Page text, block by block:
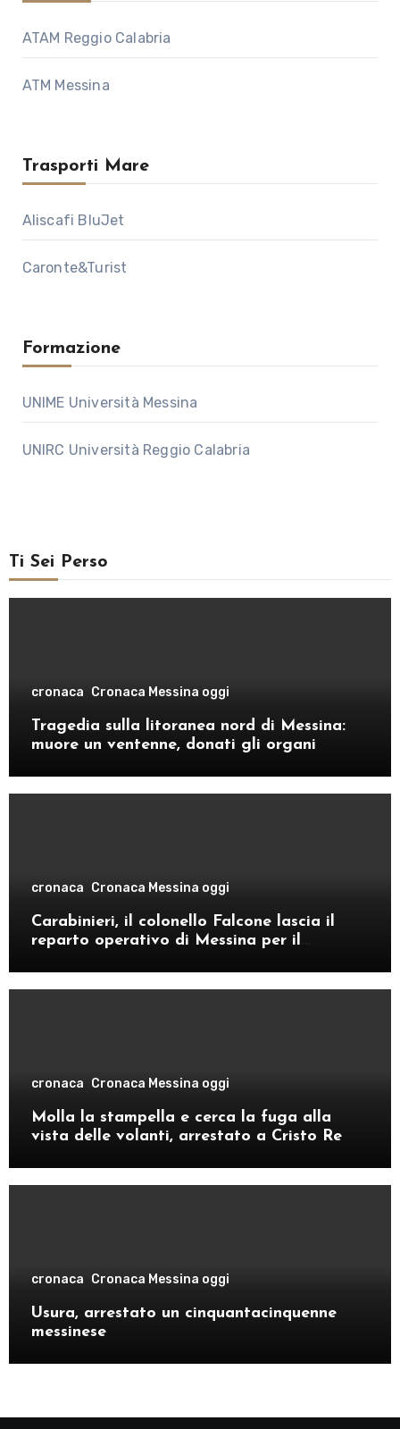
ATAM Reggio Calabria
ATM Messina
Trasporti Mare
Aliscafi BluJet
Caronte&Turist
Formazione
UNIME Università Messina
UNIRC Università Reggio Calabria
Ti Sei Perso
cronaca Cronaca Messina oggi
Tragedia sulla litoranea nord di Messina:
muore un ventenne, donati gli organi
cronaca Cronaca Messina oggi
Carabinieri, il colonello Falcone lascia il
reparto operativo di Messina per il
cronaca Cronaca Messina oggi
Molla la stampella e cerca la fuga alla
vista delle volanti, arrestato a Cristo Re
cronaca Cronaca Messina oggi
Usura, arrestato un cinquantacinquenne
messinese